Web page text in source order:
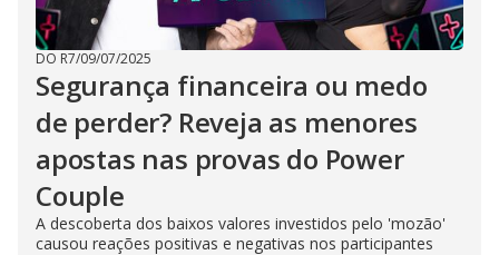
DO R7/09/07/2025
Segurança financeira ou medo
de perder? Reveja as menores
apostas nas provas do Power
Couple
A descoberta dos baixos valores investidos pelo 'mozão'
causou reações positivas e negativas nos participantes